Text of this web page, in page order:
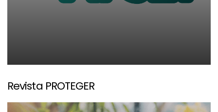
Revista PROTEGER